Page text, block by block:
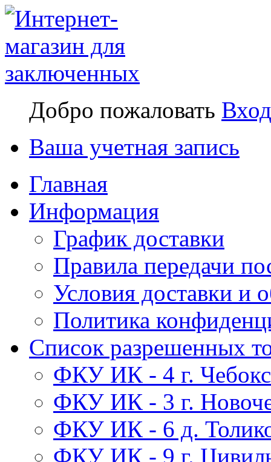
Добро пожаловать Вход
Ваша учетная запись
Главная
Информация
График доставки
Правила передачи
Условия доставки и
Политика
Список разрешенных
ФКУ ИК - 4 г.
ФКУ ИК - 3 г.
ФКУ ИК - 6 д.
ФКУ ИК - 9 г.